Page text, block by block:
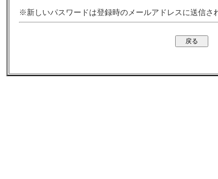
※新しいパスワードは登録時のメールアドレスに送信さ